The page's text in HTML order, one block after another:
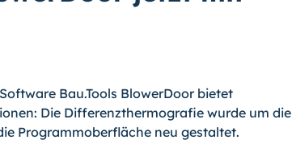
Bau.Tools BlowerDoor bietet
Die Differenzthermografie wurde um die
Programmoberfläche neu gestaltet.